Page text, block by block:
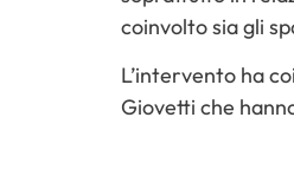
coinvolto sia gli
L’intervento ha
Giovetti che